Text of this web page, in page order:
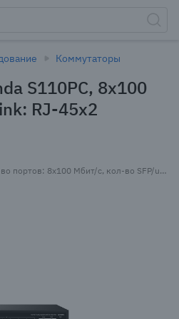
Коммутаторы
S110PC, 8x100
RJ-45x2
Коммутатор Tenda S110PC, кол-во портов: 8x100 Мбит/с, кол-во SFP/uplink: RJ-45 2x100 Мбит/с, PoE: 8x30 Вт (макс. 80 Вт) (S110PC)